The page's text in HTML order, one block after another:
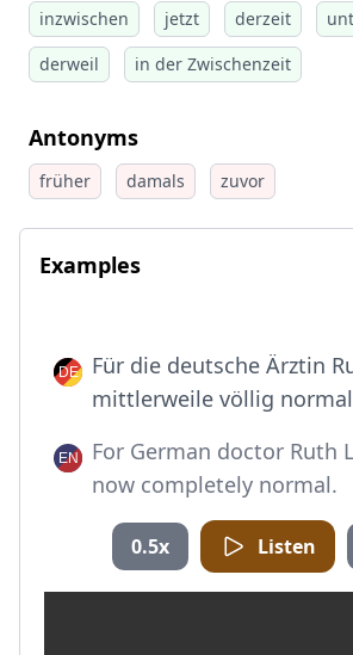
inzwischen jetzt derzeit
derweil
in der Zwischenzeit
Antonyms
früher damals zuvor
Examples
Für die deutsche Ärztin
mittlerweile völlig
For German doctor Ruth
now completely normal.
0.5x Listen